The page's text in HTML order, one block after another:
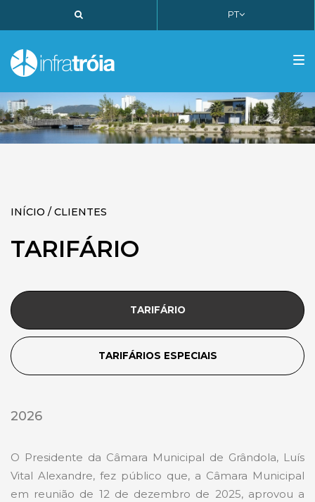
PT
INÍCIO / CLIENTES
TARIFÁRIO
TARIFÁRIO
TARIFÁRIOS ESPECIAIS
2026
O Presidente da Câmara Municipal de Grândola, Luís
Vital Alexandre, fez público que, a Câmara Municipal
em reunião de 12 de dezembro de 2025, aprovou a